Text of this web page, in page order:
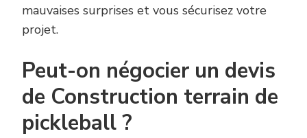
mauvaises surprises et vous sécurisez votre
projet.
Peut-on négocier un devis
de Construction terrain de
pickleball ?